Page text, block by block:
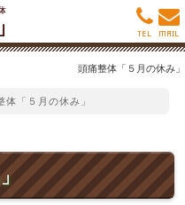
頭痛整体「５月の休み」
体「５月の休み」
MAIL
TEL